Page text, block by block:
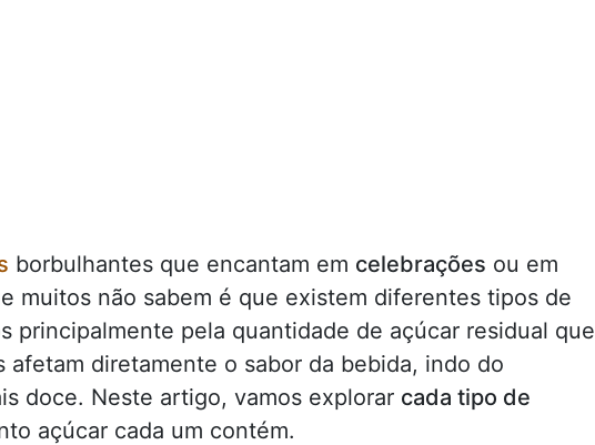
borbulhantes que encantam em celebrações ou em
muitos não sabem é que existem diferentes tipos de
principalmente pela quantidade de açúcar residual que
afetam diretamente o sabor da bebida, indo do
doce. Neste artigo, vamos explorar cada tipo de
açúcar cada um contém.